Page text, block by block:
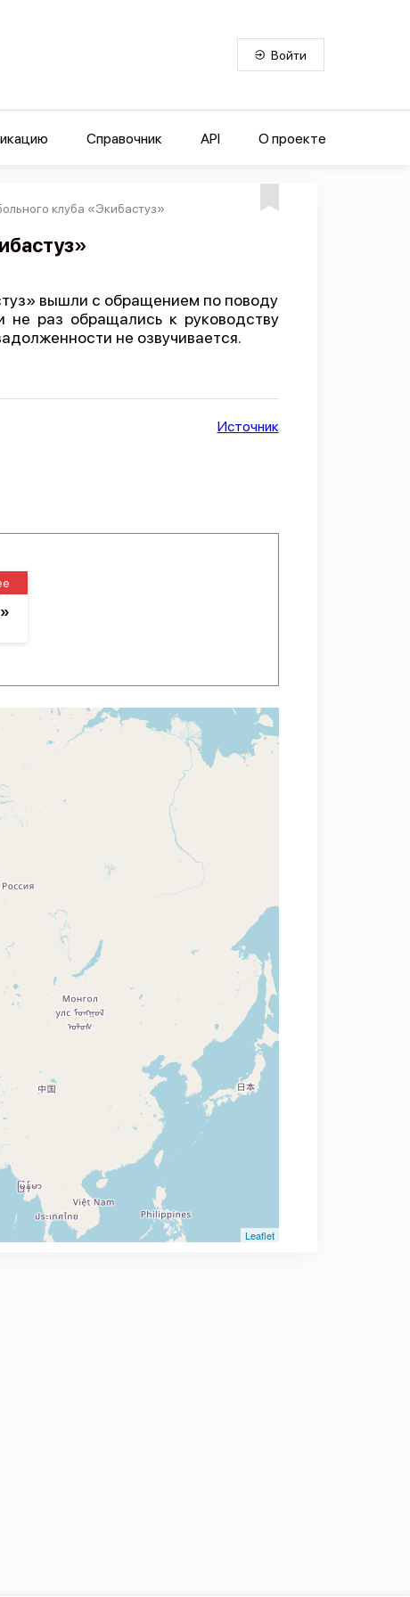
Войти
Справочник API О проекте
клуба «Экибастуз»
вышли с обращением по поводу
раз обращались к руководству
не озвучивается.
Источник
Leaflet